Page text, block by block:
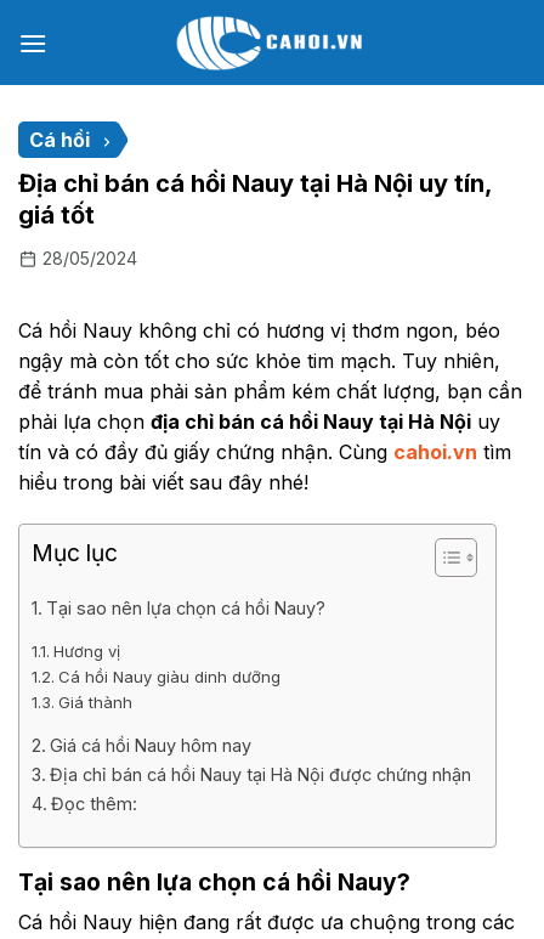
đến
Cá hồi
Địa chỉ bán cá hồi Nauy tại Hà Nội uy tín,
giá tốt
28/05/2024
Cá hồi Nauy không chỉ có hương vị thơm ngon, béo
ngậy mà còn tốt cho sức khỏe tim mạch. Tuy nhiên,
để tránh mua phải sản phẩm kém chất lượng, bạn cần
phải lựa chọn địa chỉ bán cá hồi Nauy tại Hà Nội uy
tín và có đầy đủ giấy chứng nhận. Cùng cahoi.vn tìm
hiểu trong bài viết sau đây nhé!
Mục lục
Tại sao nên lựa chọn cá hồi Nauy?
Hương vị
Cá hồi Nauy giàu dinh dưỡng
Giá thành
Giá cá hồi Nauy hôm nay
Địa chỉ bán cá hồi Nauy tại Hà Nội được chứng nhận
Đọc thêm:
Tại sao nên lựa chọn cá hồi Nauy?
Cá hồi Nauy hiện đang rất được ưa chuộng trong các